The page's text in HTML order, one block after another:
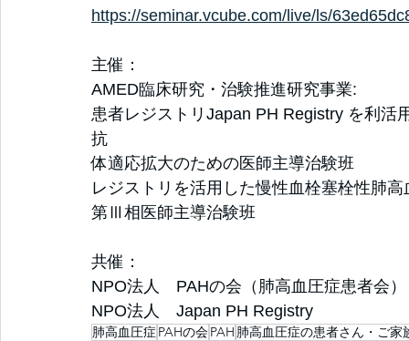
https://seminar.vcube.com/live/ls/
主催：
AMED臨床研究・治験推進研究事業:
患者レジストリJapan PH Registry を利活
抗
体適応拡大のための医師主導治験班
レジストリを活用した慢性血栓塞栓性肺
第Ⅲ相医師主導治験班
共催：
NPO法人　PAHの会（肺高血圧症患者会
NPO法人　Japan PH Registry
肺高血圧症 PAHの会PAH 肺高血圧症の患者さん・ご